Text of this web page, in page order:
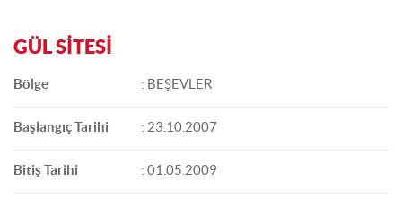
GÜL SİTESİ
Bölge : BEŞEVLER
Başlangıç Tarihi : 23.10.2007
Bitiş Tarihi : 01.05.2009